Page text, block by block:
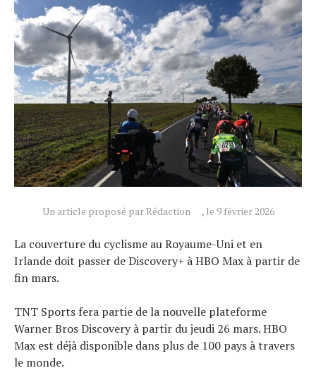
Un article proposé par Rédaction , le 9 février 2026
La couverture du cyclisme au Royaume-Uni et en
Irlande doit passer de Discovery+ à HBO Max à partir de
fin mars.
TNT Sports fera partie de la nouvelle plateforme
Warner Bros Discovery à partir du jeudi 26 mars. HBO
Max est déjà disponible dans plus de 100 pays à travers
le monde.
Technologies
Tests de produits
Conseils
Tendances
Tous nos articles
À propos